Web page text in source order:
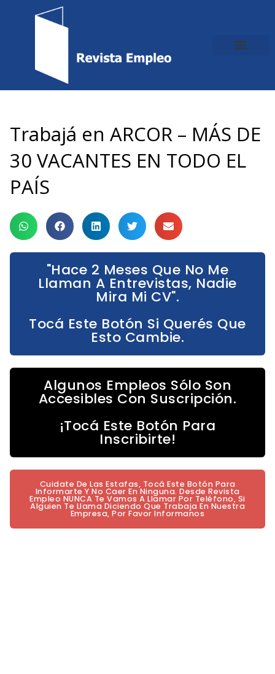
Trabajá en ARCOR – MÁS DE
30 VACANTES EN TODO EL
PAÍS
"Hace 2 Meses Que No Me
Llaman A Entrevistas, Nadie
Mira Mi CV".
Tocá Este Botón Si Querés Que
Esto Cambie.
Algunos Empleos Sólo Son
Accesibles Con Suscripción.
¡Tocá Este Botón Para
Inscribirte!
Cuidate De Las Estafas, Tocá Este Botón Para
Informarte Y No Caer En Ninguna. Desde Revista
Empleo NUNCA Te Vamos A Llamar Por Teléfono, Si
Alguien Te Llama Diciendo Que Trabaja En Nuestra
Empresa, Por Favor Informanos